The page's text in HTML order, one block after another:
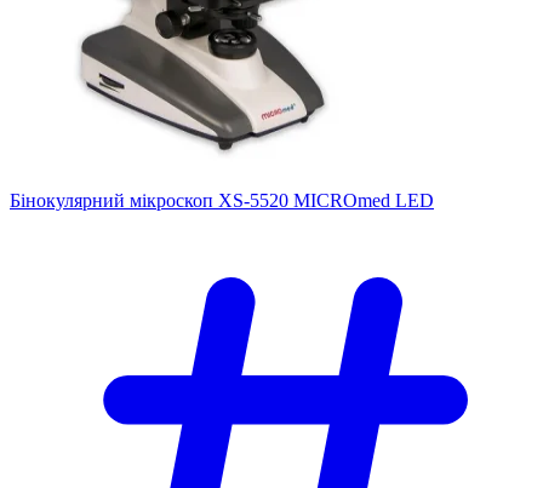
Бінокулярний мікроскоп XS-5520 MICROmed LED